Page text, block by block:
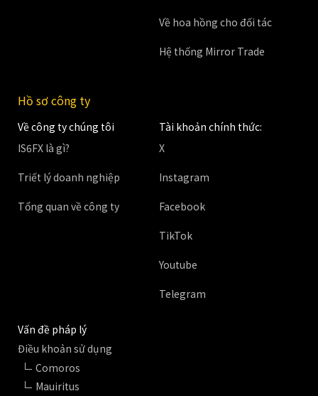
Về hoa hồng cho đối tác
Hệ thống Mirror Trade
Hồ sơ công ty
Về công ty chúng tôi
IS6FX là gì?
Triết lý doanh nghiệp
Tổng quan về công ty
Tài khoản chính thức:
X
Instagram
Facebook
TikTok
Youtube
Telegram
Vấn đề pháp lý
Điều khoản sử dụng
Comoros
Mauiritus